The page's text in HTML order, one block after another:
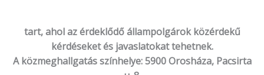
tart, ahol az érdeklődő állampolgárok közérdekű
kérdéseket és javaslatokat tehetnek.
A közmeghallgatás színhelye: 5900 Orosháza, Pacsirta